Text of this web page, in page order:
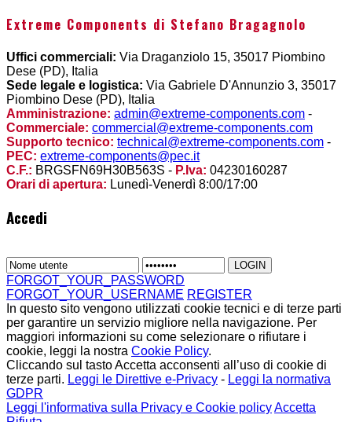
Extreme Components di Stefano Bragagnolo
Uffici commerciali: Via Draganziolo 15, 35017 Piombino
Dese (PD), Italia
Sede legale e logistica: Via Gabriele D'Annunzio 3, 35017
Piombino Dese (PD), Italia
Amministrazione: admin@extreme-components.com -
Commerciale: commercial@extreme-components.com
Supporto tecnico: technical@extreme-components.com -
PEC: extreme-components@pec.it
C.F.: BRGSFN69H30B563S - P.Iva: 04230160287
Orari di apertura: Lunedì-Venerdì 8:00/17:00
Accedi
FORGOT_YOUR_PASSWORD
FORGOT_YOUR_USERNAME REGISTER
In questo sito vengono utilizzati cookie tecnici e di terze parti
per garantire un servizio migliore nella navigazione. Per
maggiori informazioni su come selezionare o rifiutare i
cookie, leggi la nostra Cookie Policy.
Cliccando sul tasto Accetta acconsenti all’uso di cookie di
terze parti. Leggi le Direttive e-Privacy - Leggi la normativa
GDPR
Leggi l'informativa sulla Privacy e Cookie policyAccetta